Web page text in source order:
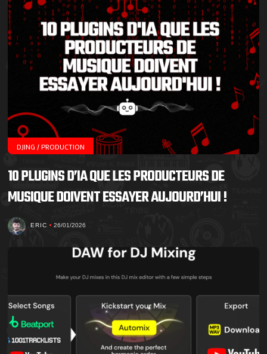
DJING / PRODUCTION
10 PLUGINS D’IA QUE LES PRODUCTEURS DE
MUSIQUE DOIVENT ESSAYER AUJOURD’HUI !
ERIC 26/01/2026